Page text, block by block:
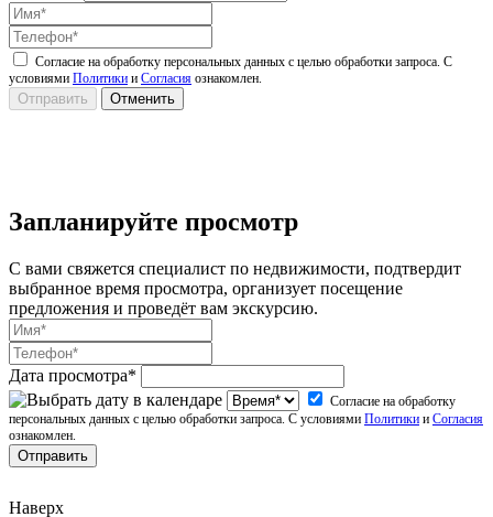
Согласие на обработку персональных данных с целью обработки запроса. С
условиями Политики и Согласия ознакомлен.
Запланируйте просмотр
С вами свяжется специалист по недвижимости, подтвердит
выбранное время просмотра, организует посещение
предложения и проведёт вам экскурсию.
Дата просмотра*
Согласие на обработку
персональных данных с целью обработки запроса. С условиями Политики и Согласия
ознакомлен.
Наверх